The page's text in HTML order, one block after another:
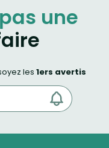
une
les 1ers avertis